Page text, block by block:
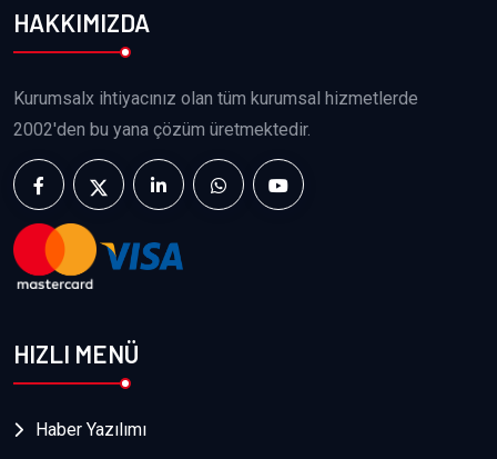
HAKKIMIZDA
Kurumsalx ihtiyacınız olan tüm kurumsal hizmetlerde
2002'den bu yana çözüm üretmektedir.
HIZLI MENÜ
Haber Yazılımı